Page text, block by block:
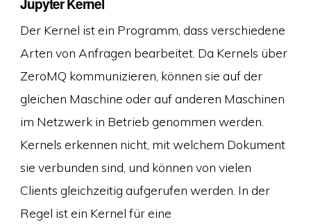
Jupyter Kernel
Der Kernel ist ein Programm, dass verschiedene
Arten von Anfragen bearbeitet. Da Kernels über
ZeroMQ kommunizieren, können sie auf der
gleichen Maschine oder auf anderen Maschinen
im Netzwerk in Betrieb genommen werden.
Kernels erkennen nicht, mit welchem Dokument
sie verbunden sind, und können von vielen
Clients gleichzeitig aufgerufen werden. In der
Regel ist ein Kernel für eine